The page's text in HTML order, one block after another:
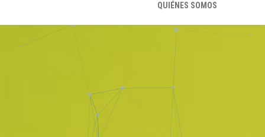
QUIÉNES SOMOS